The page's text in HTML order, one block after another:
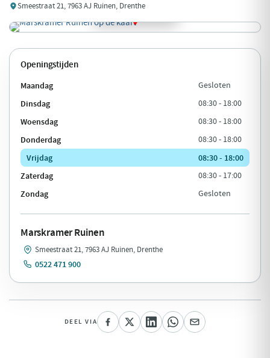
Smeestraat 21, 7963 AJ Ruinen, Drenthe
Openingstijden
Maandag Gesloten
Dinsdag 08:30 - 18:00
Woensdag 08:30 - 18:00
Donderdag 08:30 - 18:00
Vrijdag
08:30 - 18:00
Zaterdag
08:30 - 17:00
Zondag Gesloten
Marskramer Ruinen
Smeestraat 21, 7963 AJ Ruinen, Drenthe
0522 471 900
DEEL VIA